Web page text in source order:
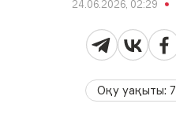
24.06.2026, 02:29
Оқу уақыты:7